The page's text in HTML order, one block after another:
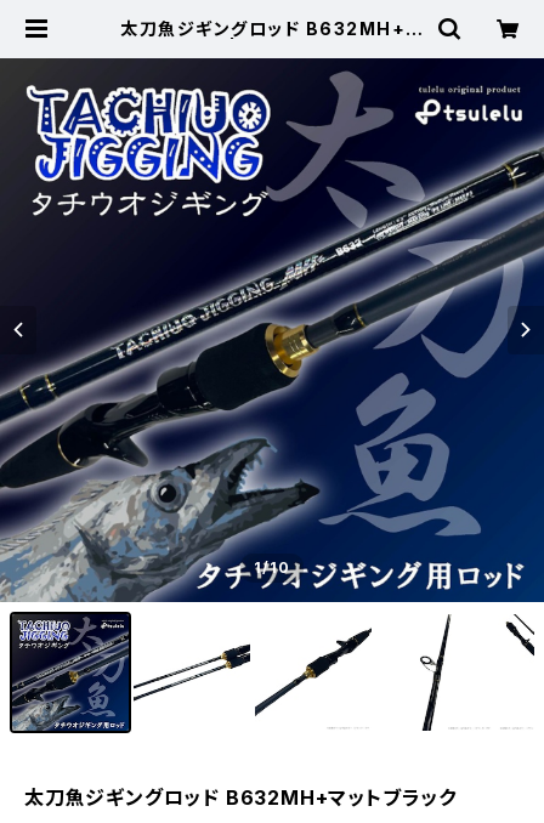
太刀魚ジギングロッド B632MH+マ
1/10
太刀魚ジギングロッド B632MH+マットブラック